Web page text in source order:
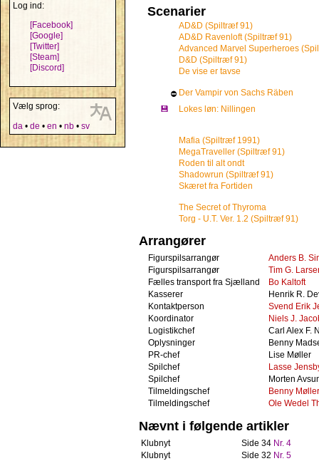
Log ind:
[Facebook]
[Google]
[Twitter]
[Steam]
[Discord]
Vælg sprog:
da • de • en • nb • sv
Scenarier
AD&D (Spiltræf 91)
AD&D Ravenloft (Spiltræf 91)
Advanced Marvel Superheroes
D&D (Spiltræf 91)
De vise er tavse
⛔ Der Vampir von Sachs Räben
💾
Lokes løn: Nillingen
Mafia (Spiltræf 1991)
MegaTraveller (Spiltræf 91)
Roden til alt ondt
Shadowrun (Spiltræf 91)
Skæret fra Fortiden
The Secret of Thyroma
Torg - U.T. Ver. 1.2 (Spiltræf 91)
Arrangører
Figurspilsarrangør
Anders B.
Figurspilsarrangør
Tim G.
Fælles transport fra Sjælland
Bo Kaltoft
Kasserer
Henrik R.
Kontaktperson
Svend Erik
Koordinator
Niels J.
Logistikchef
Carl Alex F.
Oplysninger
Benny
PR-chef
Lise Møller
Spilchef
Lasse
Spilchef
Morten
Tilmeldingschef
Benny Møller
Tilmeldingschef
Ole Wedel
Nævnt i følgende artikler
Klubnyt Side 34 Nr. 4
Klubnyt
Side 32 Nr. 5